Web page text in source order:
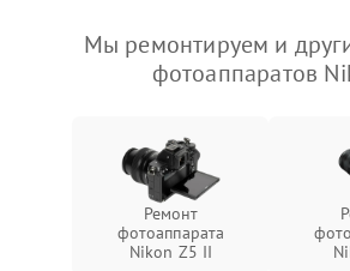
Мы ремонтируем и
фотоаппаратов
Ремонт
фотоаппарата
Nikon Z5 II